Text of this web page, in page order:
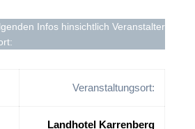
Infos hinsichtlich Veranstalter
Veranstaltungsort:
Landhotel Karrenberg